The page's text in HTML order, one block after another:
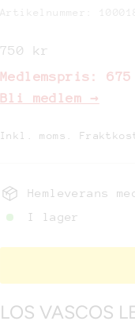
Ordinariepris
750 kr
Medlemspris:
Bli medlem →
Inkl. moms.
Hemleverans
I lager
LOS VASCOS